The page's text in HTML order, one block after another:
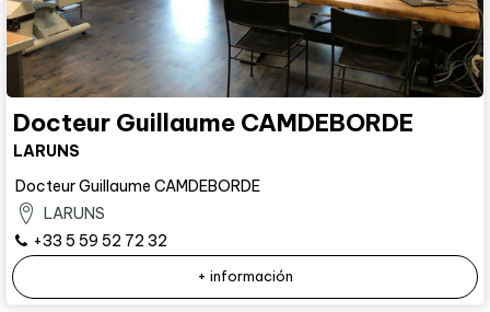
Docteur Guillaume CAMDEBORDE
LARUNS
Docteur Guillaume CAMDEBORDE
LARUNS
+33 5 59 52 72 32
+ información